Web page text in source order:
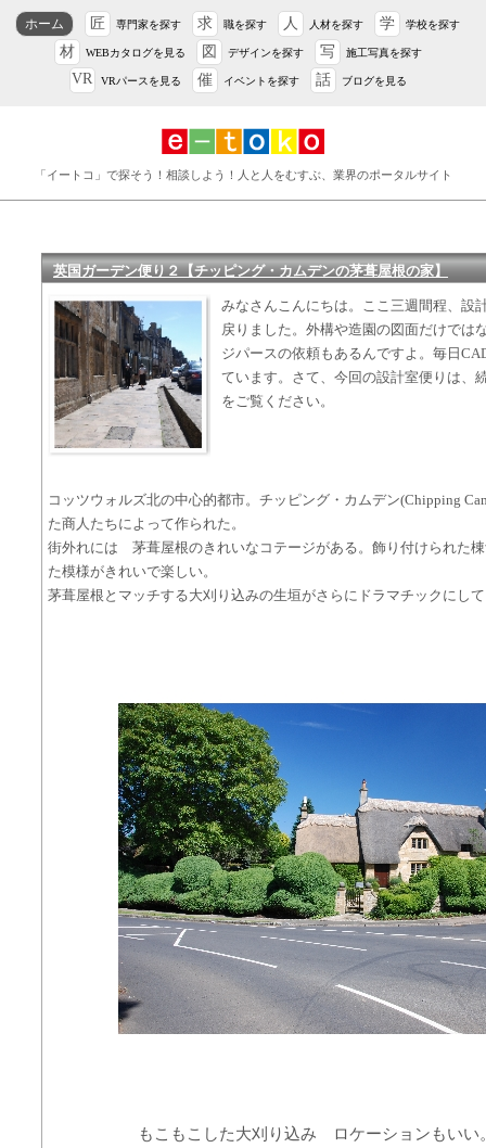
ホーム 匠 専門家を探す 求 職を探す 人 人材を探す 学 学校を探す
材 WEBカタログを見る 図 デザインを探す 写 施工写真を探す
VR VRパースを見る 催 イベントを探す 話 ブログを見る
「イートコ」で探そう！相談しよう！人と人をむすぶ、業界のポータルサイト
英国ガーデン便り２【チッピング・カムデンの茅葺屋根の家】
みなさんこんにちは。ここ三週間程、設
戻りました。外構や造園の図面だけでは
ジパースの依頼もあるんですよ。毎日
ています。さて、今回の設計室便りは
をご覧ください。
コッツウォルズ北の中心的都市。チッピング・カムデン(Chipping
た商人たちによって作られた。
街外れには 茅葺屋根のきれいなコテージがある。飾り付けられた
た模様がきれいで楽しい。
茅葺屋根とマッチする大刈り込みの生垣がさらにドラマチックにし
もこもこした大刈り込み ロケーションもいい